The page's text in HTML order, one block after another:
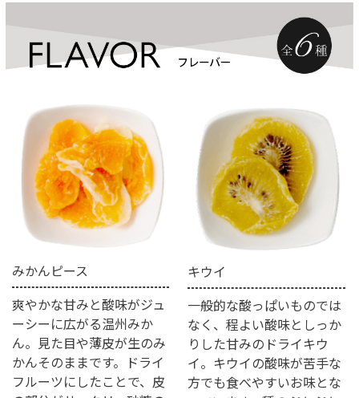
みかんピース
爽やかな甘みと酸味がジュ
ーシーに広がる温州みか
ん。見た目や薄皮が生のみ
かんそのままです。ドライ
フルーツにしたことで、皮
キウイ
一般的な酸っぱいものでは
なく、程よい酸味としっか
りした甘みのドライキウ
イ。キウイの酸味が苦手な
方でも食べやすいお味とな